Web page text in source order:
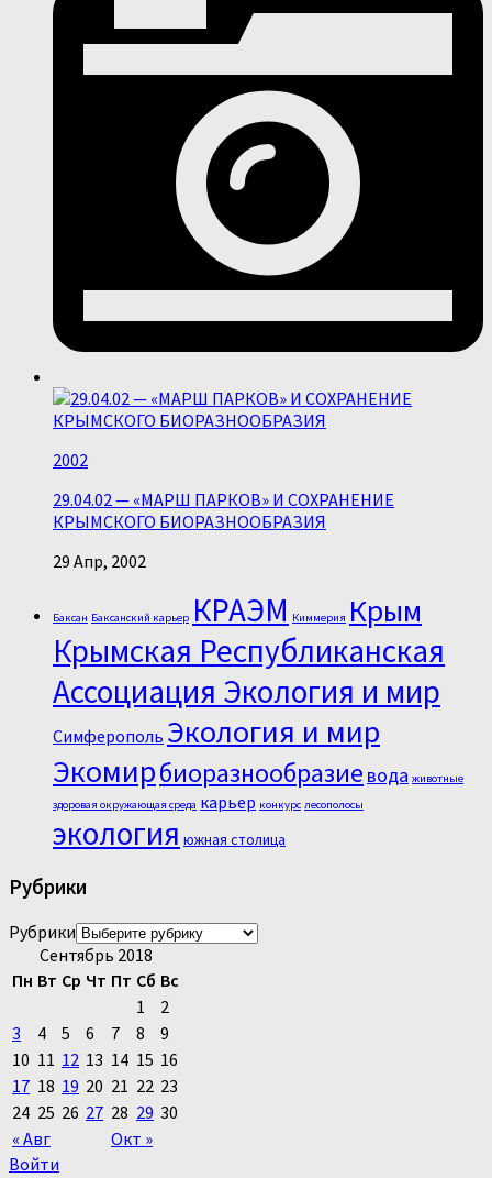
2002
29.04.02 — «МАРШ ПАРКОВ» И СОХРАНЕНИЕ
КРЫМСКОГО БИОРАЗНООБРАЗИЯ
29 Апр, 2002
Баксан Баксанский карьер КРАЭМ Киммерия Крым
Крымская Республиканская
Ассоциация Экология и мир
Симферополь Экология и мир
Экомирбиоразнообразие вода животные
здоровая окружающая среда карьер конкурс лесополосы
экология южная столица
Рубрики
Рубрики
Сентябрь 2018
Пн Вт Ср Чт Пт Сб Вс
« Авг Окт »
1
2
3
4 5 6 7 8
9
10 11 12 13 14 15 16
17 18 19 20 21 22 23
24 25 26 27 28 29 30
Войти